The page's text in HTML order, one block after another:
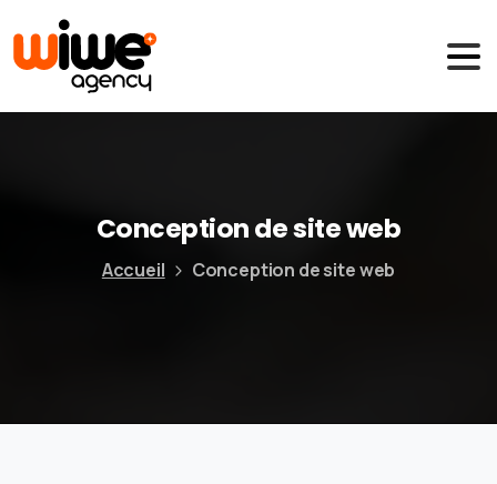
Conceptiondesiteweb
Accueil Conception de site web